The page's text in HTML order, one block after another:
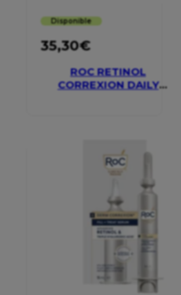
Disponible
35,30€
ROC RETINOL
CORREXION DAILY